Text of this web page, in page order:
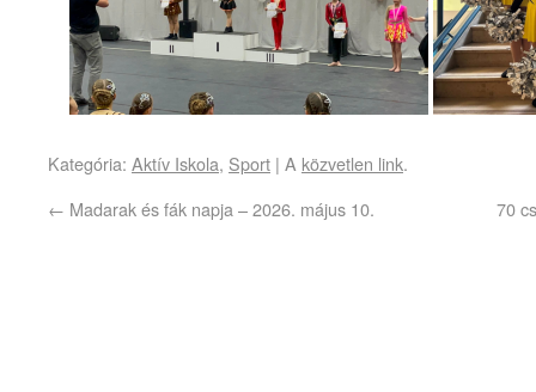
Kategória: Aktív Iskola, Sport | A közvetlen link.
← Madarak és fák napja – 2026. május 10. 70